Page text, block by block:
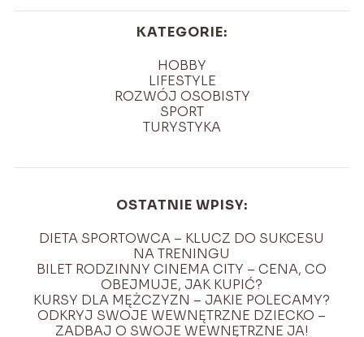
KATEGORIE:
HOBBY
LIFESTYLE
ROZWÓJ OSOBISTY
SPORT
TURYSTYKA
OSTATNIE WPISY:
DIETA SPORTOWCA – KLUCZ DO SUKCESU
NA TRENINGU
BILET RODZINNY CINEMA CITY – CENA, CO
OBEJMUJE, JAK KUPIĆ?
KURSY DLA MĘŻCZYZN – JAKIE POLECAMY?
ODKRYJ SWOJE WEWNĘTRZNE DZIECKO –
ZADBAJ O SWOJE WEWNĘTRZNE JA!